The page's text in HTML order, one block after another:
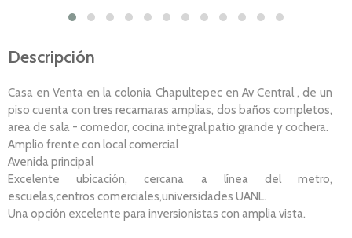
Descripción
Casa en Venta en la colonia Chapultepec en Av Central , de un
piso cuenta con tres recamaras amplias, dos baños completos,
area de sala - comedor, cocina integral,patio grande y cochera.
Amplio frente con local comercial
Avenida principal
Excelente ubicación, cercana a línea del metro,
escuelas,centros comerciales,universidades UANL.
Una opción excelente para inversionistas con amplia vista.